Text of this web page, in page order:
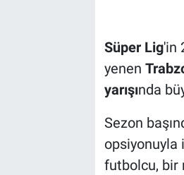
Süper Lig'in
yenen
yarışında
Sezon
opsiyonuyla
futbolcu, bir